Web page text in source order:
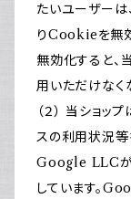
たいユーザーは
りCookieを無
無効化すると、
用いただけなく
（２） 当ショッ
スの利用状況等
Google LLCが
しています。